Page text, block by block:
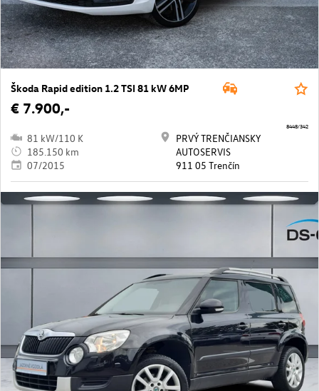
Škoda Rapid edition 1.2 TSI 81 kW 6MP
€ 7.900,-
81 kW/110 K
185.150 km
07/2015
PRVÝ TRENČIANSKY
AUTOSERVIS
911 05 Trenčín
8448/342